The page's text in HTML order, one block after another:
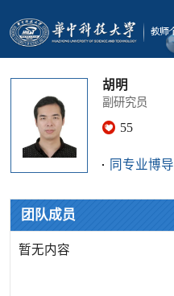
胡明
副研究员
55
同专业博导
团队成员
暂无内容